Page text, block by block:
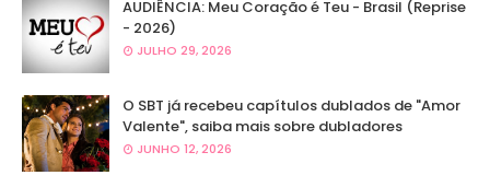
AUDIÊNCIA: Meu Coração é Teu - Brasil (Reprise
- 2026)
JULHO 29, 2026
O SBT já recebeu capítulos dublados de "Amor
Valente", saiba mais sobre dubladores
JUNHO 12, 2026